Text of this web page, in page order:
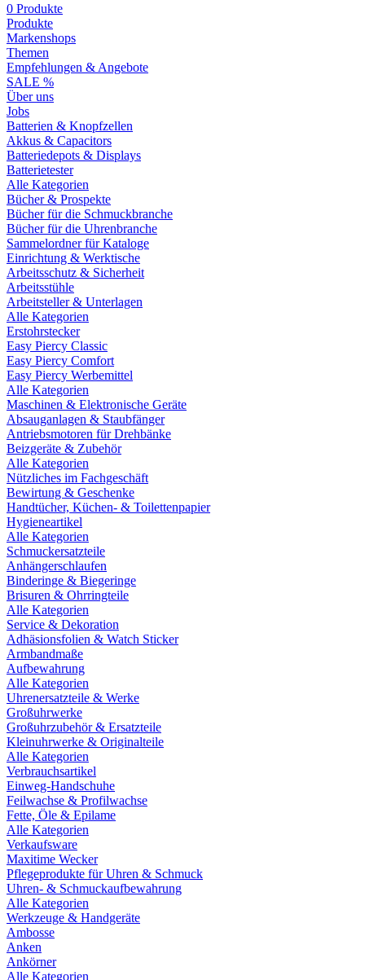
0 Produkte
Produkte
Markenshops
Themen
Empfehlungen & Angebote
SALE %
Über uns
Jobs
Batterien & Knopfzellen
Akkus & Capacitors
Batteriedepots & Displays
Batterietester
Alle Kategorien
Bücher & Prospekte
Bücher für die Schmuckbranche
Bücher für die Uhrenbranche
Sammelordner für Kataloge
Einrichtung & Werktische
Arbeitsschutz & Sicherheit
Arbeitsstühle
Arbeitsteller & Unterlagen
Alle Kategorien
Erstohrstecker
Easy Piercy Classic
Easy Piercy Comfort
Easy Piercy Werbemittel
Alle Kategorien
Maschinen & Elektronische Geräte
Absauganlagen & Staubfänger
Antriebsmotoren für Drehbänke
Beizgeräte & Zubehör
Alle Kategorien
Nützliches im Fachgeschäft
Bewirtung & Geschenke
Handtücher, Küchen- & Toilettenpapier
Hygieneartikel
Alle Kategorien
Schmuckersatzteile
Anhängerschlaufen
Binderinge & Biegeringe
Brisuren & Ohrringteile
Alle Kategorien
Service & Dekoration
Adhäsionsfolien & Watch Sticker
Armbandmaße
Aufbewahrung
Alle Kategorien
Uhrenersatzteile & Werke
Großuhrwerke
Großuhrzubehör & Ersatzteile
Kleinuhrwerke & Originalteile
Alle Kategorien
Verbrauchsartikel
Einweg-Handschuhe
Feilwachse & Profilwachse
Fette, Öle & Epilame
Alle Kategorien
Verkaufsware
Maxitime Wecker
Pflegeprodukte für Uhren & Schmuck
Uhren- & Schmuckaufbewahrung
Alle Kategorien
Werkzeuge & Handgeräte
Ambosse
Anken
Ankörner
Alle Kategorien